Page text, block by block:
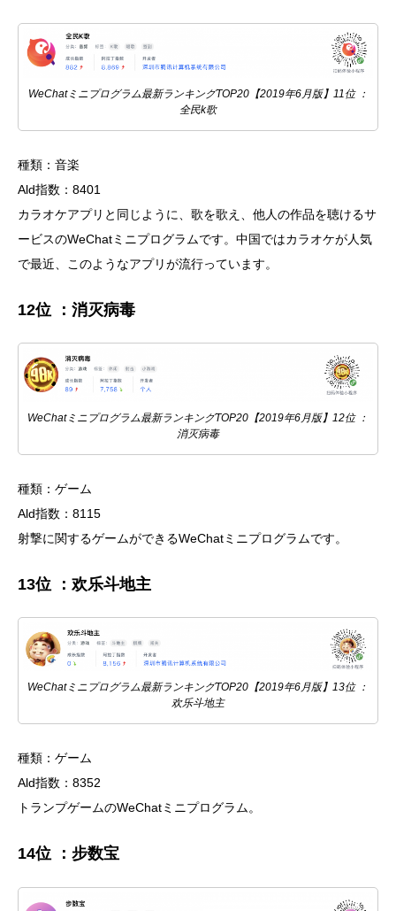
WeChatミニプログラム最新ランキングTOP20【2019年6月版】11位 ：
全民k歌
種類：音楽
Ald指数：8401
カラオケアプリと同じように、歌を歌え、他人の作品を聴けるサ
ービスのWeChatミニプログラムです。中国ではカラオケが人気
で最近、このようなアプリが流行っています。
12位 ：消灭病毒
WeChatミニプログラム最新ランキングTOP20【2019年6月版】12位 ：
消灭病毒
種類：ゲーム
Ald指数：8115
射撃に関するゲームができるWeChatミニプログラムです。
13位 ：欢乐斗地主
WeChatミニプログラム最新ランキングTOP20【2019年6月版】13位 ：
欢乐斗地主
種類：ゲーム
Ald指数：8352
トランプゲームのWeChatミニプログラム。
14位 ：步数宝